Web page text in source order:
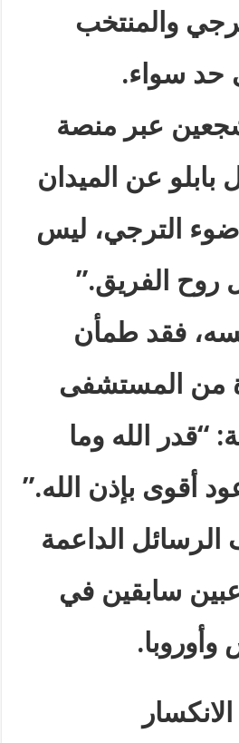
والمنتخب
حد سواء.
عبر منصة
بابلو عن الميدان
ضوء الترجي، ليس
روح الفريق.”
فقد طمأن
من المستشفى
: “قدر الله وما
أقوى بإذن الله.”
الرسائل الداعمة
سابقين في
وأوروبا.